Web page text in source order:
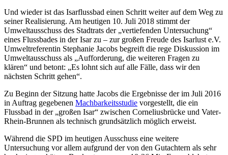
Und wieder ist das Isarflussbad einen Schritt weiter auf dem Weg zu
seiner Realisierung. Am heutigen 10. Juli 2018 stimmt der
Umweltausschuss des Stadtrats der „vertiefenden Untersuchung“
eines Flussbades in der Isar zu – zur großen Freude des Isarlust e.V.
Umweltreferentin Stephanie Jacobs begreift die rege Diskussion im
Umweltausschuss als „Aufforderung, die weiteren Fragen zu
klären“ und betont: „Es lohnt sich auf alle Fälle, dass wir den
nächsten Schritt gehen“.
Zu Beginn der Sitzung hatte Jacobs die Ergebnisse der im Juli 2016
in Auftrag gegebenen Machbarkeitsstudie vorgestellt, die ein
Flussbad in der „großen Isar“ zwischen Corneliusbrücke und Vater-
Rhein-Brunnen als technisch grundsätzlich möglich erweist.
Während die SPD im heutigen Ausschuss eine weitere
Untersuchung vor allem aufgrund der von den Gutachtern als sehr